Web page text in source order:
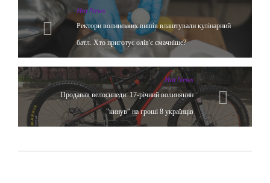
Hot News
Ректори волинських вишів влаштували кулінарний
батл. Хто приготує олів'є смачніше?
Hot News
Продавав велосипеди: 17-річний волинянин
"кинув" на гроші 8 українців